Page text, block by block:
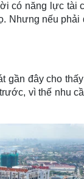
có năng lực tài
Nhưng nếu
gần đây cho
vì thế nhu